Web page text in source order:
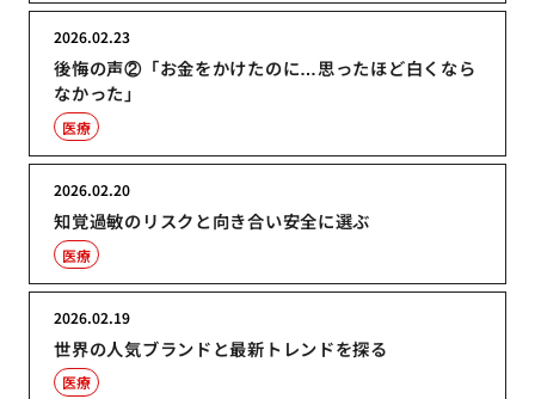
後悔の声②「お金をかけたのに…思ったほど白くなら
なかった」
2026.02.23
医療
知覚過敏のリスクと向き合い安全に選ぶ
2026.02.20
医療
世界の人気ブランドと最新トレンドを探る
2026.02.19
医療